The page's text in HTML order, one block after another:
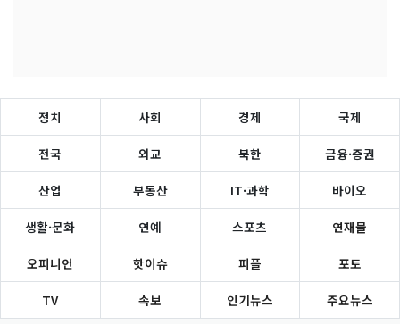
정치 사회 경제 국제
전국 외교 북한 금융·증권
산업 부동산 IT·과학 바이오
생활·문화 연예 스포츠 연재물
오피니언 핫이슈 피플 포토
TV 속보 인기뉴스 주요뉴스